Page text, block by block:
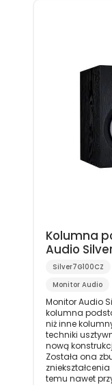
Kolumna
Audio
Silver7G100CZ
Monitor Audio
Monitor Audio
kolumna
niż inne
techniki
nową
Została ona
temu nawet